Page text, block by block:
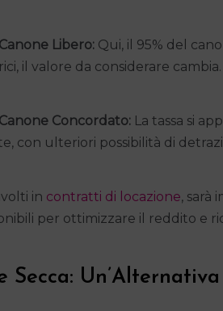
Libero: Qui, il 95% del
il valore da considerare cambia.
Concordato: La tassa si
con ulteriori possibilità di
in contratti di locazione, sarà
per ottimizzare il reddito e
Secca: